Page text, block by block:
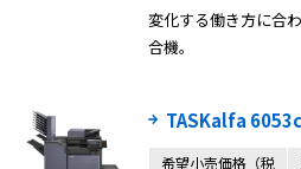
変化する働き方に合
合機。
TASKalfa
希望小売価格（税